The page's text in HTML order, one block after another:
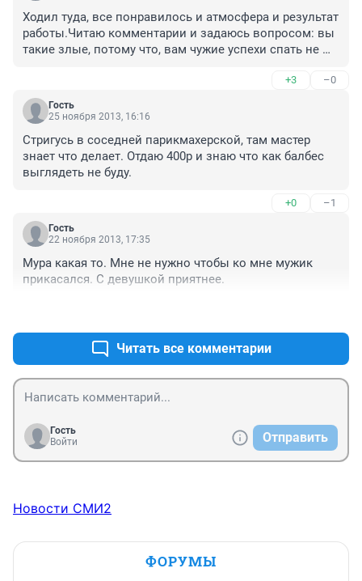
Ходил туда, все понравилось и атмосфера и результат
работы.Читаю комментарии и задаюсь вопросом: вы
такие злые, потому что, вам чужие успехи спать не
+3 –0
Гость
25 ноября 2013, 16:16
Стригусь в соседней парикмахерской, там мастер
знает что делает. Отдаю 400р и знаю что как балбес
выглядеть не буду.
+0 –1
Гость
22 ноября 2013, 17:35
Мура какая то. Мне не нужно чтобы ко мне мужик
прикасался. С девушкой приятнее.
Читать все комментарии
Гость
Войти
Отправить
Новости СМИ2
ФОРУМЫ